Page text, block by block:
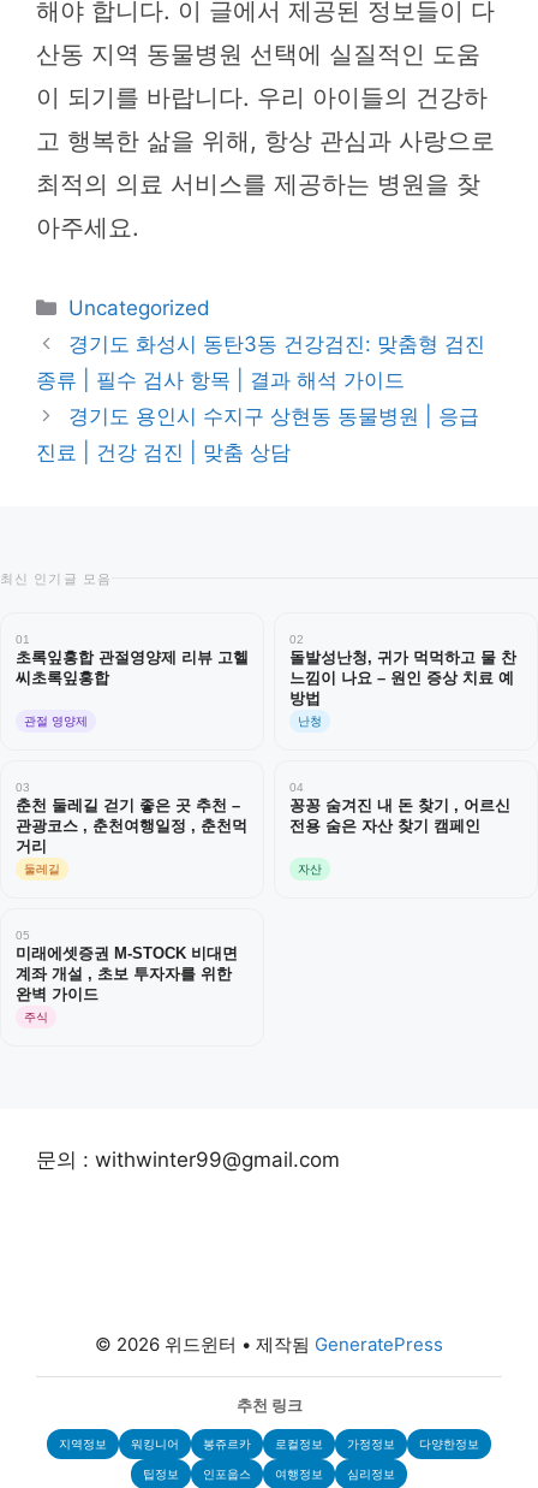
해야 합니다. 이 글에서 제공된 정보들이 다
산동 지역 동물병원 선택에 실질적인 도움
이 되기를 바랍니다. 우리 아이들의 건강하
고 행복한 삶을 위해, 항상 관심과 사랑으로
최적의 의료 서비스를 제공하는 병원을 찾
아주세요.
카
테
고
리
Uncategorized
경기도 화성시 동탄3동 건강검진: 맞춤형 검진
종류 | 필수 검사 항목 | 결과 해석 가이드
경기도 용인시 수지구 상현동 동물병원 | 응급
진료 | 건강 검진 | 맞춤 상담
최신 인기글 모음
01
초록잎홍합 관절영양제 리뷰 고헬
씨초록잎홍합
관절 영양제
02
돌발성난청, 귀가 먹먹하고 물 찬
느낌이 나요 – 원인 증상 치료 예
방법
난청
03
춘천 둘레길 걷기 좋은 곳 추천 –
관광코스 , 춘천여행일정 , 춘천먹
거리
둘레길
04
꽁꽁 숨겨진 내 돈 찾기 , 어르신
전용 숨은 자산 찾기 캠페인
자산
05
미래에셋증권 M-STOCK 비대면
계좌 개설 , 초보 투자자를 위한
완벽 가이드
주식
문의 : withwinter99@gmail.com
© 2026 위드윈터 • 제작됨 GeneratePress
추천 링크
지역정보 워킹니어 봉쥬르카 로컬정보 가정정보 다양한정보
팁정보 인포웁스 여행정보 심리정보